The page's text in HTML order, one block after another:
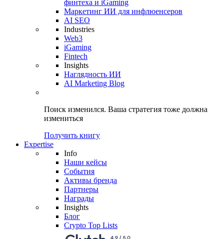
финтеха и iGaming
Маркетинг ИИ для инфлюенсеров
AI SEO
Industries
Web3
iGaming
Fintech
Insights
Наглядность ИИ
AI Marketing Blog
Поиск изменился. Ваша стратегия тоже должна
измениться
Получить книгу
Expertise
Info
Наши кейсы
События
Активы бренда
Партнеры
Награды
Insights
Блог
Crypto Top Lists